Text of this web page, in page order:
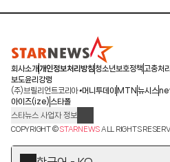
STARPOLL
회사소개 개인정보처리방침청소년보호정책 고충처
보도윤리강령
(주)브릴리언트코리아 머니투데이 MTN 뉴시스
아이즈(ize) 스타폴
스타뉴스 사업자 정보
주소: 서울시 종로구 청계천로 11(서린동, 청계한국
청소년 보호책임자: 문완식
COPYRIGHT ©STARNEWSALL RIGHTS